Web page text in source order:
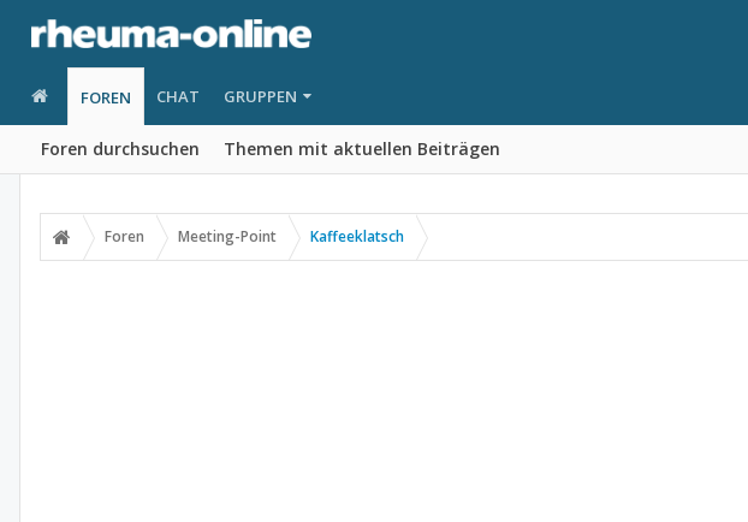
FOREN
Foren durchsuchen Themen mit aktuellen Beiträgen
CHAT GRUPPEN
Foren Meeting-Point Kaffeeklatsch